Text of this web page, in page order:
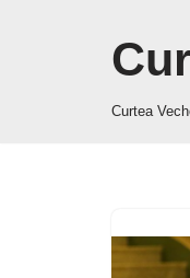
Curtea